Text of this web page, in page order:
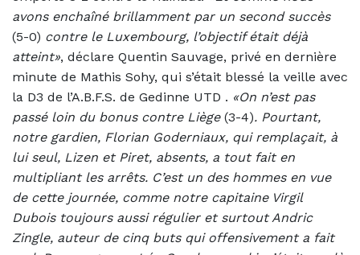
avons enchaîné brillamment par un second succès
(5-0) contre le Luxembourg, l’objectif était déjà
atteint», déclare Quentin Sauvage, privé en dernière
minute de Mathis Sohy, qui s’était blessé la veille avec
la D3 de l’A.B.F.S. de Gedinne UTD . «On n’est pas
passé loin du bonus contre Liège (3-4). Pourtant,
notre gardien, Florian Goderniaux, qui remplaçait, à
lui seul, Lizen et Piret, absents, a tout fait en
multipliant les arrêts. C’est un des hommes en vue
de cette journée, comme notre capitaine Virgil
Dubois toujours aussi régulier et surtout Andric
Zingle, auteur de cinq buts qui offensivement a fait